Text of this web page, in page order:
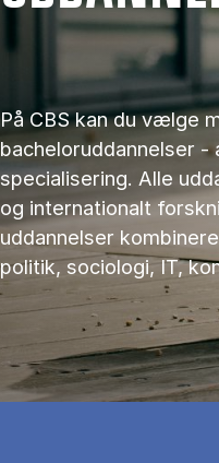
På CBS kan du vælge
bacheloruddannelser -
specialisering. Alle
og internationalt
uddannelser
politik, sociologi, IT,